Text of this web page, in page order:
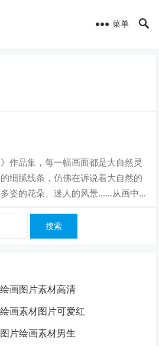
菜单
作品集，每一幅画面都是大自然灵
细腻线条，仿佛在诉说着大自然的
姿的花朵、迷人的风景……从画中可
画图片素材高清
画素材图片可爱红
片绘画素材男生